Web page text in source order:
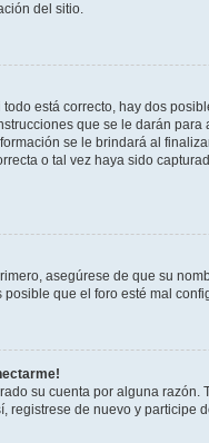
del sitio.
está correcto, hay dos
que se le darán
se le brindará al
o tal vez haya sido
asegúrese de que su
que el foro esté mal
su cuenta por alguna
registrese de nuevo y participe